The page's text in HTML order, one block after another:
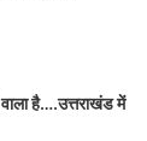
है….उत्तराखंड में